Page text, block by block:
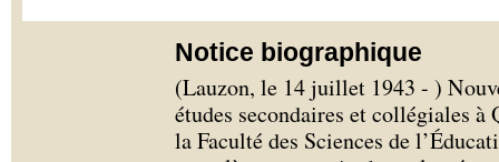
Notice biographique
(Lauzon, le 14 juillet 1943 - )
études secondaires et collégiales à
la Faculté des Sciences de